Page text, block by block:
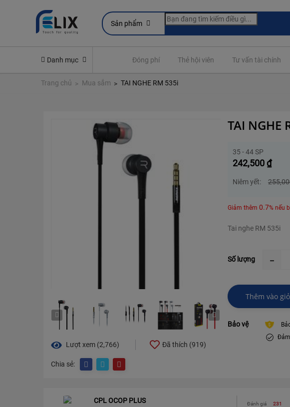
Sản phẩm
Danh mục
Yêu cầu quyền lợi bảo hiểm Đóng phí Thẻ hội viên Tư vấn tài chính
Trang chủ Mua sắm TAI NGHE RM 535i
Lượt xem (2,766) Đã thích (919)
Chia sẻ:
TAI NGHE
242,500 ₫
35 - 44 SP
Niêm yết:
Giảm thêm 0.7% nếu
Tai nghe RM 535i
Số lượng
Thêm vào giỏ
Bảo vệ
CPL OCOP PLUS Đánh giá 231